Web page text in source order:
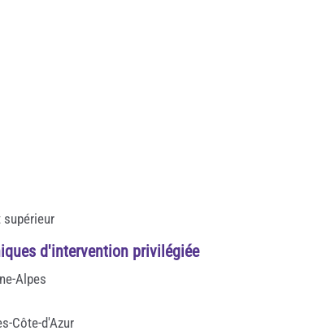
supérieur
d'intervention privilégiée
Alpes
Côte-d'Azur